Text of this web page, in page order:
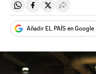
Compartir en Whatsapp
Compartir en
Compartir en
Añadir EL PAÍS en Google